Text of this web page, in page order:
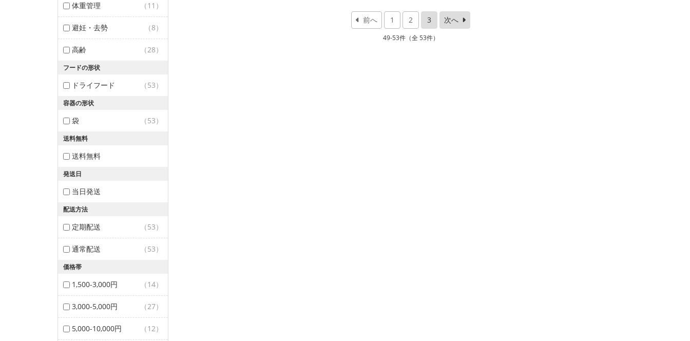
体重管理 （11）
避妊・去勢 （8）
高齢 （28）
フードの形状
ドライフード （53）
容器の形状
袋 （53）
送料無料
送料無料
発送日
当日発送
配送方法
定期配送 （53）
通常配送 （53）
価格帯
1,500-3,000円 （14）
3,000-5,000円 （27）
5,000-10,000円 （12）
前へ 1 2 3 次へ
49-53件（全 53件）